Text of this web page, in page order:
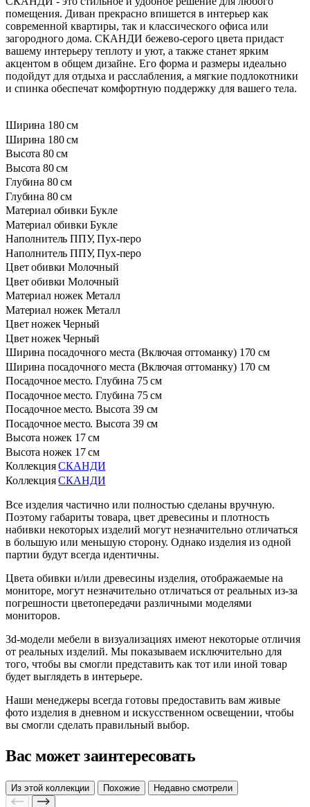
помещения. Диван прекрасно впишется в интерьер как
современной квартиры, так и классического офиса или
загородного дома. СКАНДИ бежево-серого цвета придаст
вашему интерьеру теплоту и уют, а также станет ярким
акцентом в общем дизайне. Его форма и размеры идеально
подойдут для отдыха и расслабления, а мягкие подлокотники
и спинка обеспечат комфортную поддержку для вашего тела.
Ширина 180 см
Ширина 180 см
Высота 80 см
Высота 80 см
Глубина 80 см
Глубина 80 см
Материал обивки Букле
Материал обивки Букле
Наполнитель ППУ, Пух-перо
Наполнитель ППУ, Пух-перо
Цвет обивки Молочный
Цвет обивки Молочный
Материал ножек Металл
Материал ножек Металл
Цвет ножек Черный
Цвет ножек Черный
Ширина посадочного места (Включая оттоманку) 170 см
Ширина посадочного места (Включая оттоманку) 170 см
Посадочное место. Глубина 75 см
Посадочное место. Глубина 75 см
Посадочное место. Высота 39 см
Посадочное место. Высота 39 см
Высота ножек 17 см
Высота ножек 17 см
Коллекция СКАНДИ
Коллекция СКАНДИ
Все изделия частично или полностью сделаны вручную.
Поэтому габариты товара, цвет древесины и плотность
набивки некоторых изделий могут незначительно отличаться
в большую или меньшую сторону. Однако изделия из одной
партии будут всегда идентичны.
Цвета обивки и/или древесины изделия, отображаемые на
мониторе, могут незначительно отличаться от реальных из-за
погрешности цветопередачи различными моделями
мониторов.
3d-модели мебели в визуализациях имеют некоторые отличия
от реальных изделий. Мы показываем исключительно для
того, чтобы вы смогли представить как тот или иной товар
будет выглядеть в интерьере.
Наши менеджеры всегда готовы предоставить вам живые
фото изделия в дневном и искусственном освещении, чтобы
вы смогли сделать правильный выбор.
Вас может заинтересовать
Из этой коллекции Похожие Недавно смотрели